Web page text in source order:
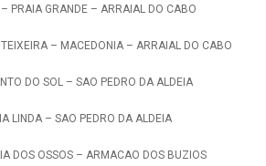
PRAIA GRANDE – ARRAIAL DO CABO
– MACEDONIA – ARRAIAL DO CABO
DO SOL – SAO PEDRO DA ALDEIA
LINDA – SAO PEDRO DA ALDEIA
DOS OSSOS – ARMACAO DOS BUZIOS